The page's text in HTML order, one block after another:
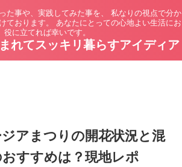
た事や、実践してみた事を、 私なりの視点で分か
ております。 あなたにとっての心地よい生活にお
役に立てれば幸いです。
れてスッキリ暮らすアイディア
アまつりの開花状況と混
すすめは？現地レポ